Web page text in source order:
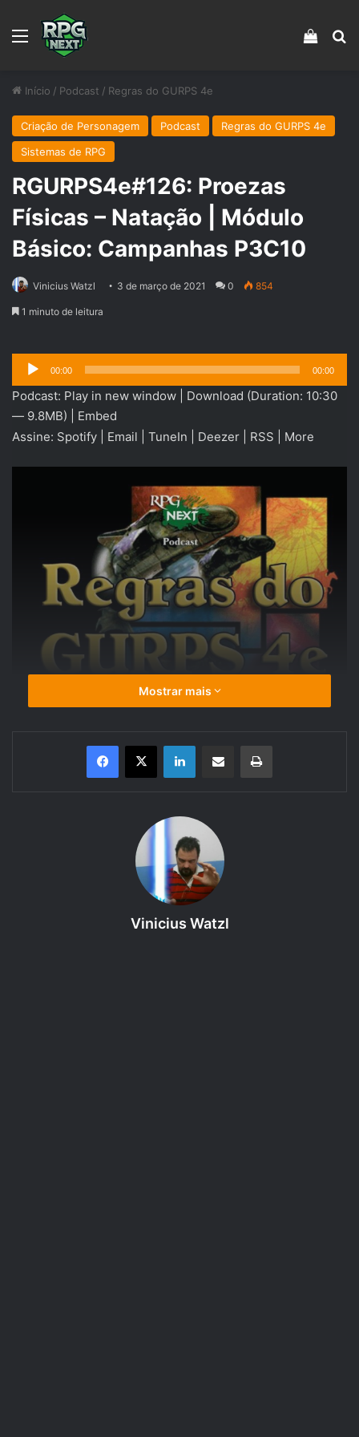
Menu Veja
Início / Podcast / Regras do GURPS 4e
Criação de Personagem Podcast
Regras do GURPS 4e
Sistemas de RPG
RGURPS4e#126: Proezas
Físicas – Natação | Módulo
Básico: Campanhas P3C10
Vinicius Watzl 3 de março de 2021 0 854
1 minuto de leitura
Tocador
de
áudio
00:00 00:00
Podcast: Play in new window Download (Duration: 10:30
— 9.8MB) | Embed
Assine: Spotify Email TuneIn Deezer RSS More
Bem-vinda(o) ao 126º episódio do Regras do GURPS 4ª
edição – Módulo Básico: Campanhas – Capítulo 10 Parte 3,
um podcast produzido pelo RPG Next que faz a leitura e
discute as regras dos livros do sistema de RPG em
questão. Neste episódio, o assunto é: Proezas Físicas –
Natação. Então coloque seu fone de ouvido e curta!
Mostrar mais
Linkedin Compartilhar via e-mail Imprimir
Vinicius Watzl